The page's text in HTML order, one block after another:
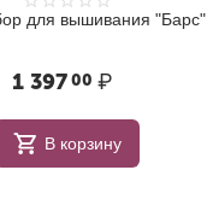
для вышивания "Барс"
1 39700 ₽
В корзину